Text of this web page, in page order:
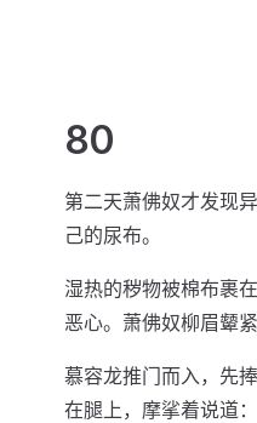
80
第二天萧佛奴才发现
己的尿布。
湿热的秽物被棉布裹
恶心。萧佛奴柳眉颦
慕容龙推门而入，先
在腿上，摩挲着说道